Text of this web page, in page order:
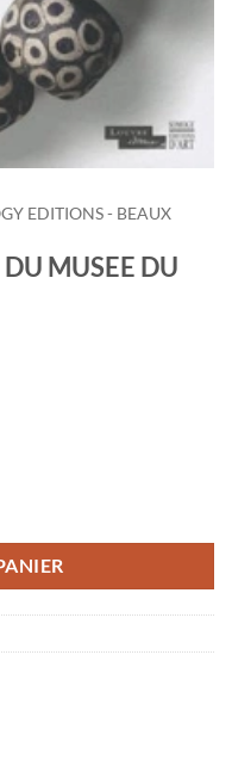
EDITIONS - BEAUX
MUSEE DU